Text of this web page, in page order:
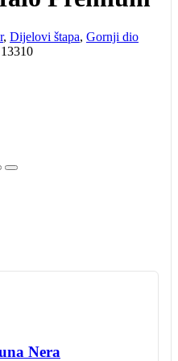
, Dijelovi štapa, Gornji dio
13310
Nera